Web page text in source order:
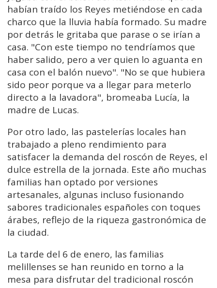
habían traído los Reyes metiéndose en cada
charco que la lluvia había formado. Su madre
por detrás le gritaba que parase o se irían a
casa. "Con este tiempo no tendríamos que
haber salido, pero a ver quien lo aguanta en
casa con el balón nuevo". "No se que hubiera
sido peor porque va a llegar para meterlo
directo a la lavadora", bromeaba Lucía, la
madre de Lucas.
Por otro lado, las pastelerías locales han
trabajado a pleno rendimiento para
satisfacer la demanda del roscón de Reyes, el
dulce estrella de la jornada. Este año muchas
familias han optado por versiones
artesanales, algunas incluso fusionando
sabores tradicionales españoles con toques
árabes, reflejo de la riqueza gastronómica de
la ciudad.
La tarde del 6 de enero, las familias
melillenses se han reunido en torno a la
mesa para disfrutar del tradicional roscón